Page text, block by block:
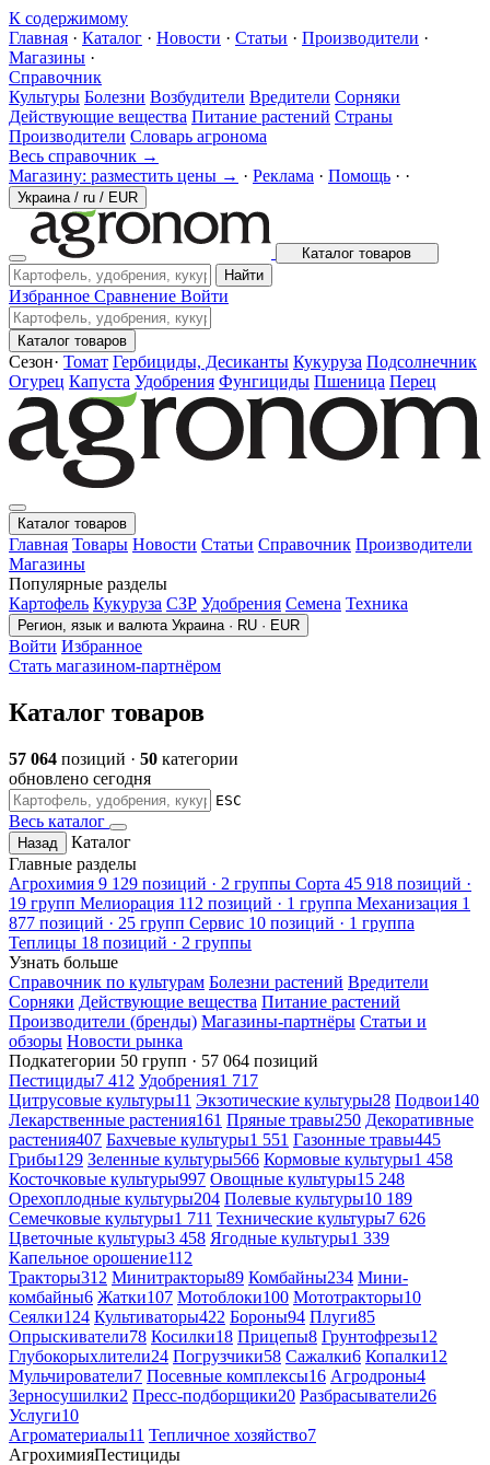
К содержимому
Главная · Каталог · Новости · Статьи · Производители ·
Магазины ·
Справочник
Культуры Болезни Возбудители Вредители Сорняки
Действующие вещества Питание растений Страны
Производители Словарь агронома
Весь справочник →
Магазину: разместить цены → · Реклама · Помощь · ·
Украина / ru / EUR
Каталог товаров
Найти
Избранное Сравнение Войти
Каталог товаров
Сезон· Томат Гербициды, Десиканты Кукуруза Подсолнечник
Огурец Капуста Удобрения Фунгициды Пшеница Перец
Каталог товаров
Главная Товары Новости Статьи Справочник Производители
Магазины
Популярные разделы
Картофель Кукуруза СЗР Удобрения Семена Техника
Регион, язык и валюта Украина · RU · EUR
Войти Избранное
Стать магазином-партнёром
Каталог товаров
57 064 позиций · 50 категории
обновлено сегодня
ESC
Весь каталог
Назад
Каталог
Главные разделы
Агрохимия 9 129 позиций · 2 группы Сорта 45 918 позиций ·
19 групп Мелиорация 112 позиций · 1 группа Механизация 1
877 позиций · 25 групп Сервис 10 позиций · 1 группа
Теплицы 18 позиций · 2 группы
Узнать больше
Справочник по культурам Болезни растений Вредители
Сорняки Действующие вещества Питание растений
Производители (бренды) Магазины-партнёры Статьи и
обзоры Новости рынка
Подкатегории 50 групп · 57 064 позиций
Пестициды7 412 Удобрения1 717
Цитрусовые культуры11 Экзотические культуры28 Подвои140
Лекарственные растения161 Пряные травы250 Декоративные
растения407 Бахчевые культуры1 551 Газонные травы445
Грибы129 Зеленные культуры566 Кормовые культуры1 458
Косточковые культуры997 Овощные культуры15 248
Орехоплодные культуры204 Полевые культуры10 189
Семечковые культуры1 711 Технические культуры7 626
Цветочные культуры3 458 Ягодные культуры1 339
Капельное орошение112
Тракторы312 Минитракторы89 Комбайны234 Мини-
комбайны6 Жатки107 Мотоблоки100 Мототракторы10
Сеялки124 Культиваторы422 Бороны94 Плуги85
Опрыскиватели78 Косилки18 Прицепы8 Грунтофрезы12
Глубокорыхлители24 Погрузчики58 Сажалки6 Копалки12
Мульчирователи7 Посевные комплексы16 Агродроны4
Зерносушилки2 Пресс-подборщики20 Разбрасыватели26
Услуги10
Агроматериалы11 Тепличное хозяйство7
АгрохимияПестициды